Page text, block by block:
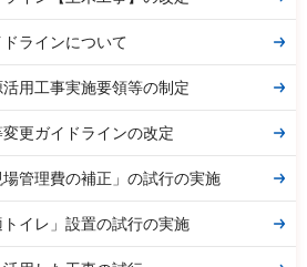
ラインについて
用工事実施要領等の制定
更ガイドラインの改定
場管理費の補正」の試行の実施
イレ」設置の試行の実施